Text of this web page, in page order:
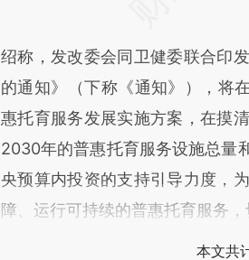
绍称，发改委会同卫健委联合印
的通知》（下称《通知》），将
惠托育服务发展实施方案，在摸
2030年的普惠托育服务设施总量
央预算内投资的支持引导力度，
障、运行可持续的普惠托育服务，
本文共